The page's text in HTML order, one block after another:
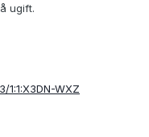
ugift.
WXZ